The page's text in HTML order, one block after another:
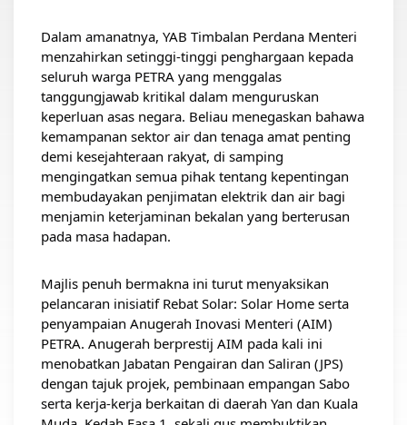
Dalam amanatnya, YAB Timbalan Perdana Menteri
menzahirkan setinggi-tinggi penghargaan kepada
seluruh warga PETRA yang menggalas
tanggungjawab kritikal dalam menguruskan
keperluan asas negara. Beliau menegaskan bahawa
kemampanan sektor air dan tenaga amat penting
demi kesejahteraan rakyat, di samping
mengingatkan semua pihak tentang kepentingan
membudayakan penjimatan elektrik dan air bagi
menjamin keterjaminan bekalan yang berterusan
pada masa hadapan.
Majlis penuh bermakna ini turut menyaksikan
pelancaran inisiatif Rebat Solar: Solar Home serta
penyampaian Anugerah Inovasi Menteri (AIM)
PETRA. Anugerah berprestij AIM pada kali ini
menobatkan Jabatan Pengairan dan Saliran (JPS)
dengan tajuk projek, pembinaan empangan Sabo
serta kerja-kerja berkaitan di daerah Yan dan Kuala